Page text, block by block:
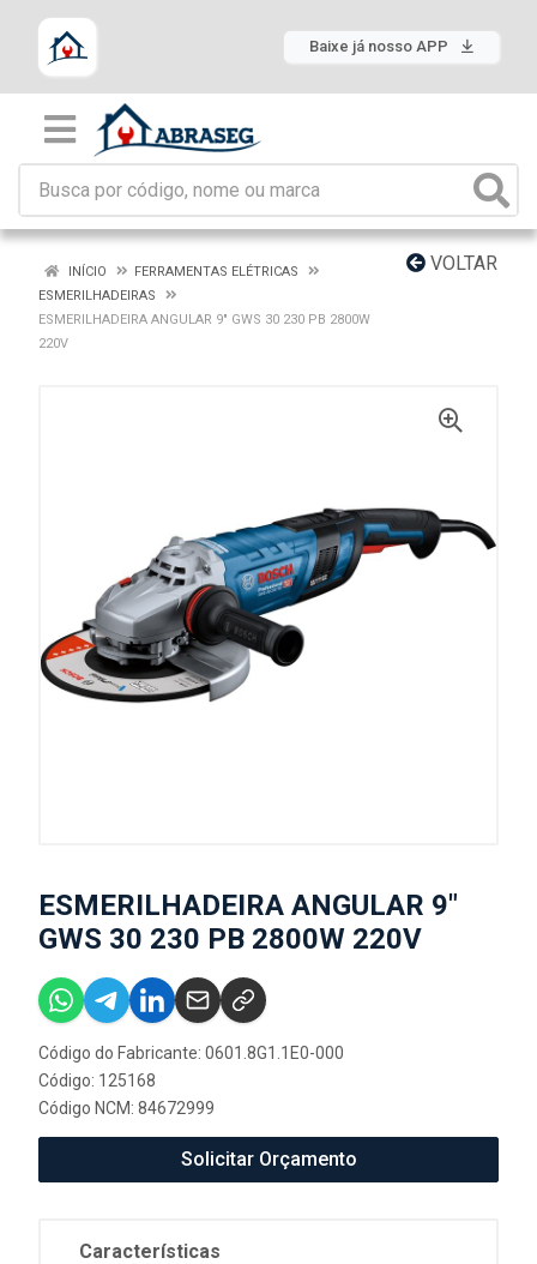
Baixe já nosso APP
VOLTAR
INÍCIO
FERRAMENTAS ELÉTRICAS
ESMERILHADEIRAS
ESMERILHADEIRA ANGULAR 9" GWS 30 230 PB 2800W
220V
ESMERILHADEIRA ANGULAR 9"
GWS 30 230 PB 2800W 220V
Código do Fabricante: 0601.8G1.1E0-000
Código: 125168
Código NCM: 84672999
Solicitar Orçamento
Características